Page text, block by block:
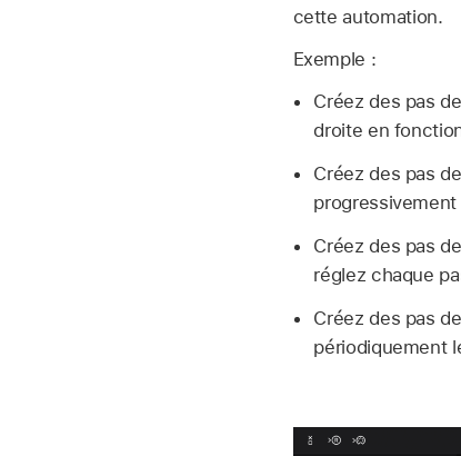
cette automation.
Exemple :
Créez des pas
droite en
Créez des pas
Créez des pas
réglez chaque
Créez des pas
périodiquement